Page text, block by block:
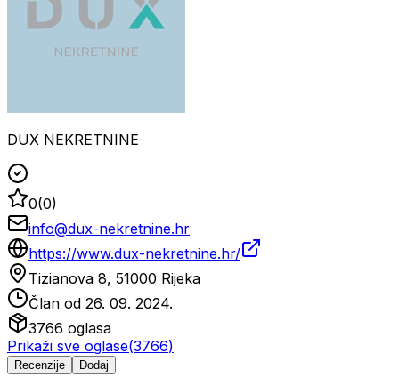
DUX NEKRETNINE
0(0)
info@dux-nekretnine.hr
https://www.dux-nekretnine.hr/
Tizianova 8, 51000 Rijeka
Član od 26. 09. 2024.
3766 oglasa
Prikaži sve oglase(3766)
Recenzije Dodaj